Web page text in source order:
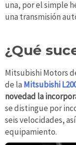
una, por el simple
una transmisión
¿Qué
Mitsubishi Motors
de la Mitsubishi
novedad la
se distingue por
seis velocidades,
equipamiento.